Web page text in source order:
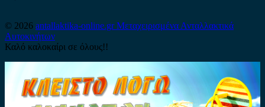
© 2026 antallaktika-online.grΜεταχειρισμένα Ανταλλακτικά
Αυτοκινήτων
Καλό καλοκαίρι σε όλους!!